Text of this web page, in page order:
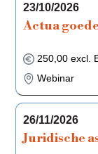
23/10/2026
Actua
250,00 excl.
Webinar
26/11/2026
Juridische